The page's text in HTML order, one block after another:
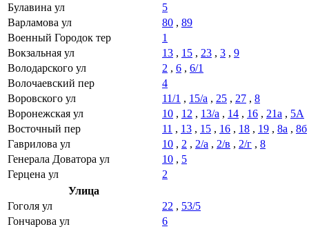
Булавина ул
5
Варламова ул
80 , 89
Военный Городок тер
1
Вокзальная ул
13 , 15 , 23 , 3 , 9
Володарского ул
2 , 6 , 6/1
Волочаевский пер
4
Воровского ул
11/1 , 15/а , 25 , 27 , 8
Воронежская ул
10 , 12 , 13/а , 14 , 16 , 21а , 5А
Восточный пер
11 , 13 , 15 , 16 , 18 , 19 , 8а , 8б
Гаврилова ул
10 , 2 , 2/а , 2/в , 2/г , 8
Генерала Доватора ул
10 , 5
Герцена ул
2
Улица
Гоголя ул
22 , 53/5
Гончарова ул
6